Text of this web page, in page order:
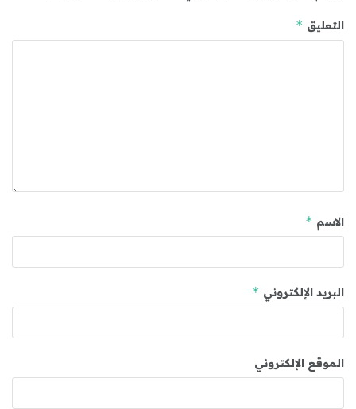
التعليق *
الاسم *
البريد الإلكتروني *
الموقع الإلكتروني